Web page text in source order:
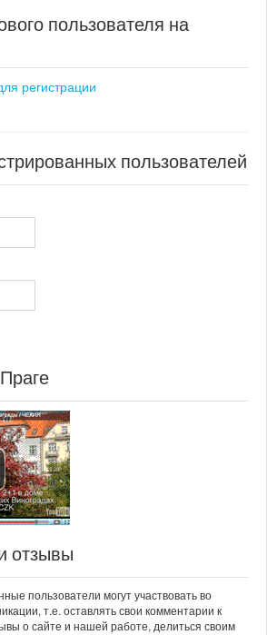
или
пользователя на
регистрации
пользователей
отзывы
пользователи могут участвовать во
т.е. оставлять свои комментарии к
о сайте и нашей работе, делиться своим